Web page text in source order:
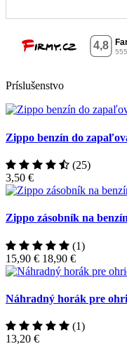
Príslušenstvo
Zippo benzín do
(25)
3,50 €
Zippo zásobník na benzín
(1)
15,90 € 18,90 €
Náhradný horák pre
(1)
13,20 €